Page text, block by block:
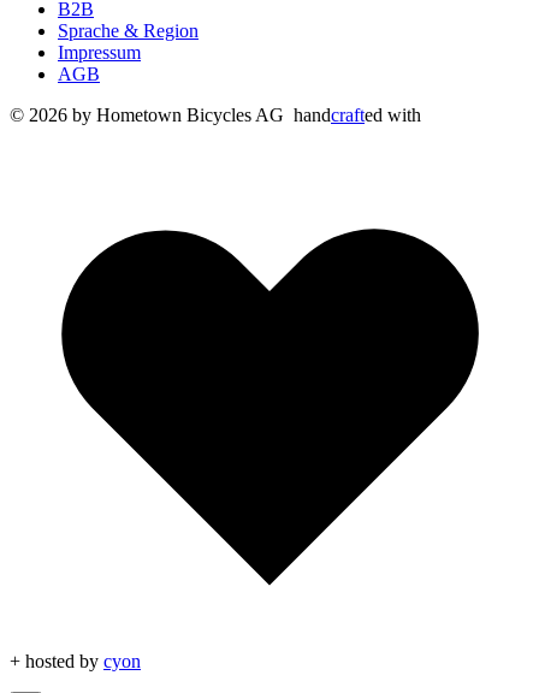
B2B
Sprache & Region
Impressum
AGB
© 2026 by Hometown Bicycles AG handcrafted with
+ hosted by cyon